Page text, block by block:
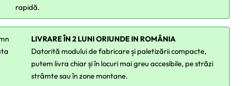
rapidă.
LIVRARE ÎN 2 LUNI ORIUNDE IN ROMÂNIA
Datorită modului de fabricare și paletizării compacte,
putem livra chiar și în locuri mai greu accesibile, pe străzi
strâmte sau în zone montane.